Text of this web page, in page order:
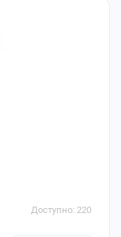
Доступно: 220